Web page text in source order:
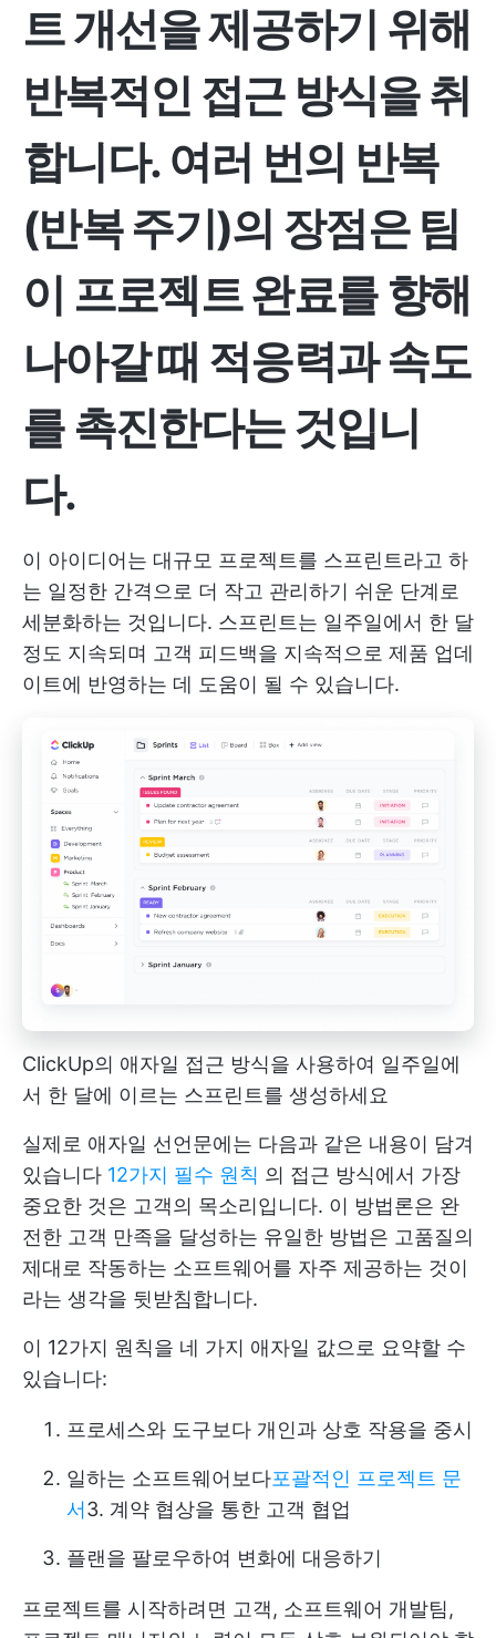
트 개선을 제공하기 위해
반복적인 접근 방식을 취
합니다. 여러 번의 반복
(반복 주기)의 장점은 팀
이 프로젝트 완료를 향해
나아갈 때 적응력과 속도
를 촉진한다는 것입니
다.
이 아이디어는 대규모 프로젝트를 스프린트라고 하
는 일정한 간격으로 더 작고 관리하기 쉬운 단계로
세분화하는 것입니다. 스프린트는 일주일에서 한 달
정도 지속되며 고객 피드백을 지속적으로 제품 업데
이트에 반영하는 데 도움이 될 수 있습니다.
ClickUp의 애자일 접근 방식을 사용하여 일주일에
서 한 달에 이르는 스프린트를 생성하세요
실제로 애자일 선언문에는 다음과 같은 내용이 담겨
있습니다 12가지 필수 원칙 의 접근 방식에서 가장
중요한 것은 고객의 목소리입니다. 이 방법론은 완
전한 고객 만족을 달성하는 유일한 방법은 고품질의
제대로 작동하는 소프트웨어를 자주 제공하는 것이
라는 생각을 뒷받침합니다.
이 12가지 원칙을 네 가지 애자일 값으로 요약할 수
있습니다:
프로세스와 도구보다 개인과 상호 작용을 중시
일하는 소프트웨어보다포괄적인 프로젝트 문
서3. 계약 협상을 통한 고객 협업
플랜을 팔로우하여 변화에 대응하기
프로젝트를 시작하려면 고객, 소프트웨어 개발팀,